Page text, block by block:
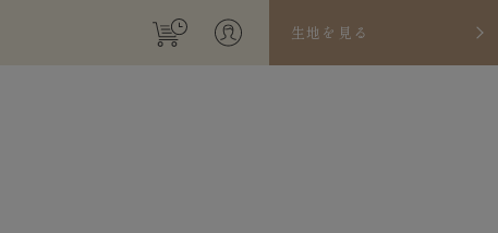
生地を見る